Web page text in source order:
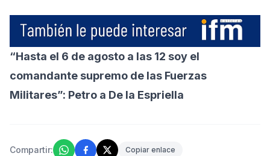
“Hasta el 6 de agosto a las 12 soy el
comandante supremo de las Fuerzas
Militares”: Petro a De la Espriella
Compartir: Copiar enlace